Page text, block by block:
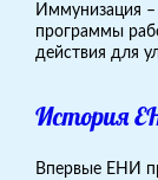
Иммунизация –
программы
действия для
История
Впервые ЕНИ